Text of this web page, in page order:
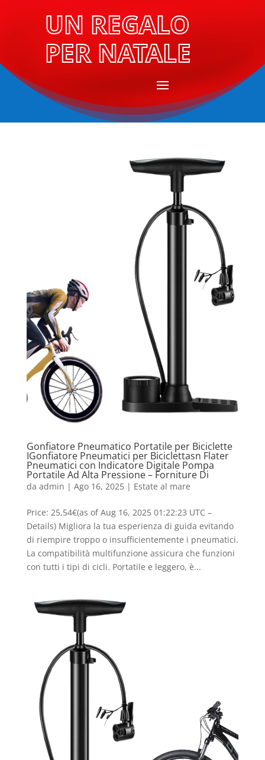
UN REGALO
PER NATALE
Gonfiatore Pneumatico Portatile per Biciclette
IGonfiatore Pneumatici per Biciclettasn Flater
Pneumatici con Indicatore Digitale Pompa
Portatile Ad Alta Pressione – Forniture Di
da admin | Ago 16, 2025| Estate al mare
Price: 25,54€(as of Aug 16, 2025 01:22:23 UTC –
Details) Migliora la tua esperienza di guida evitando
di riempire troppo o insufficientemente i pneumatici.
La compatibilità multifunzione assicura che funzioni
con tutti i tipi di cicli. Portatile e leggero, è...